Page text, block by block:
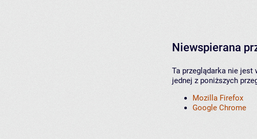
Niewspierana
Ta przeglądarka nie jest
jednej z poniższych
Mozilla Firefox
Google Chrome